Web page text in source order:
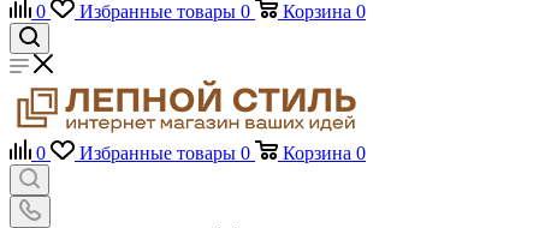
0 Избранные товары 0 Корзина 0
0 Избранные товары 0 Корзина 0